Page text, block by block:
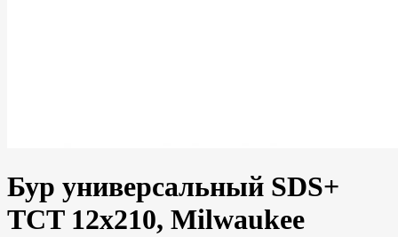
Бур универсальный SDS+
TCT 12х210, Milwaukee